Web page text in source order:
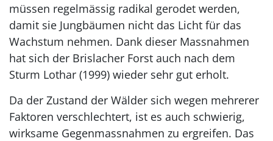
müssen regelmässig radikal gerodet werden,
damit sie Jungbäumen nicht das Licht für das
Wachstum nehmen. Dank dieser Massnahmen
hat sich der Brislacher Forst auch nach dem
Sturm Lothar (1999) wieder sehr gut erholt.
Da der Zustand der Wälder sich wegen mehrerer
Faktoren verschlechtert, ist es auch schwierig,
wirksame Gegenmassnahmen zu ergreifen. Das